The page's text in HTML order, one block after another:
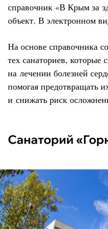
справочник «В Крым за
объект. В электронном
На основе справочника
тех санаториев, которые
на лечении болезней
помогая предотвращать
и снижать риск
Санаторий